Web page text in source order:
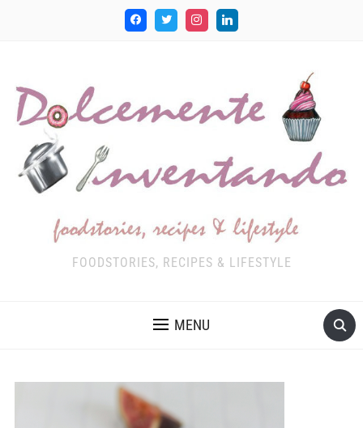
FOODSTORIES, RECIPES & LIFESTYLE
MENU